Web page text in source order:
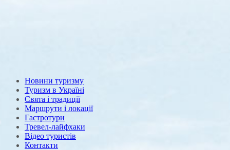
Новини туризму
Туризм в Україні
Свята і традиції
Маршрути і локації
Гастротури
Тревел-лайфхаки
Відео туристів
Контакти